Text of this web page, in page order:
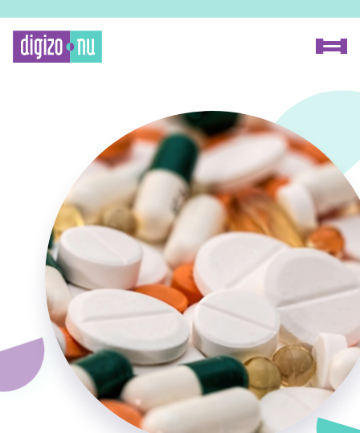
Proceszoeker
Methode
Over Digizo.nu
Voor onderzoekers
Voor fabrikanten
FAQ
Zoeken